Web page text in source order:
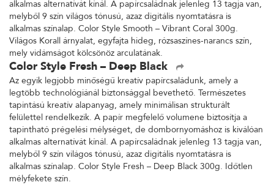
alkalmas alternatívát kínál. A papírcsaládnak jelenleg 13 tagja van,
melyből 9 szín világos tónusú, azaz digitális nyomtatásra is
alkalmas színalap. Color Style Smooth – Vibrant Coral 300g.
Világos Korall árnyalat, egyfajta hideg, rózsaszínes-narancs szín,
mely vidámságot kölcsönöz arculatának.
Color Style Fresh – Deep Black
Az egyik legjobb minőségű kreatív papírcsaládunk, amely a
legtöbb technológiánál biztonsággal bevethető. Természetes
tapintású kreatív alapanyag, amely minimálisan strukturált
felülettel rendelkezik. A papír megfelelő volumene biztosítja a
tapintható prégelési mélységet, de dombornyomáshoz is kiválóan
alkalmas alternatívát kínál. A papírcsaládnak jelenleg 13 tagja van,
melyből 9 szín világos tónusú, azaz digitális nyomtatásra is
alkalmas színalap. Color Style Fresh – Deep Black 300g. Időtlen
mélyfekete szín.